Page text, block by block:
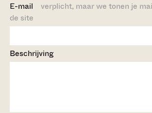
E-mail verplicht, maar we tonen je
de site
Beschrijving